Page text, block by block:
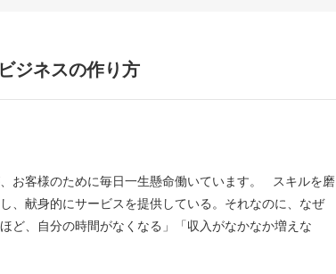
ジネスの作り方
お客様のために毎日一生懸命働いています。 スキルを磨
、献身的にサービスを提供している。それなのに、なぜ
ど、自分の時間がなくなる」「収入がなかなか増えな